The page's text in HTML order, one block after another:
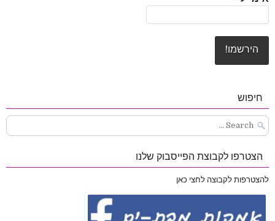
חיפוש
Search
for:
הצטרפו לקבוצת הפייסבוק שלנו
להצטרפות לקבוצה לחצי כאן